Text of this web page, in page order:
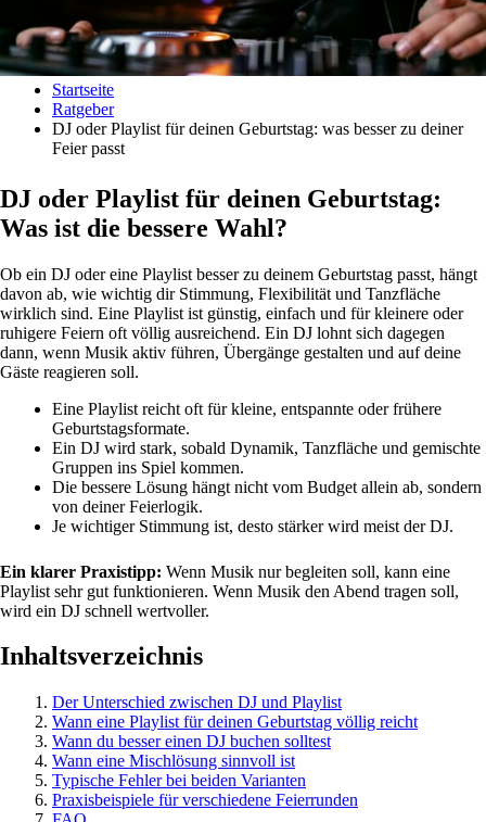
Startseite
Ratgeber
DJ oder Playlist für deinen Geburtstag: was besser zu deiner
Feier passt
DJ oder Playlist für deinen Geburtstag:
Was ist die bessere Wahl?
Ob ein DJ oder eine Playlist besser zu deinem Geburtstag passt, hängt
davon ab, wie wichtig dir Stimmung, Flexibilität und Tanzfläche
wirklich sind. Eine Playlist ist günstig, einfach und für kleinere oder
ruhigere Feiern oft völlig ausreichend. Ein DJ lohnt sich dagegen
dann, wenn Musik aktiv führen, Übergänge gestalten und auf deine
Gäste reagieren soll.
Eine Playlist reicht oft für kleine, entspannte oder frühere
Geburtstagsformate.
Ein DJ wird stark, sobald Dynamik, Tanzfläche und gemischte
Gruppen ins Spiel kommen.
Die bessere Lösung hängt nicht vom Budget allein ab, sondern
von deiner Feierlogik.
Je wichtiger Stimmung ist, desto stärker wird meist der DJ.
Ein klarer Praxistipp: Wenn Musik nur begleiten soll, kann eine
Playlist sehr gut funktionieren. Wenn Musik den Abend tragen soll,
wird ein DJ schnell wertvoller.
Inhaltsverzeichnis
Der Unterschied zwischen DJ und Playlist
Wann eine Playlist für deinen Geburtstag völlig reicht
Wann du besser einen DJ buchen solltest
Wann eine Mischlösung sinnvoll ist
Typische Fehler bei beiden Varianten
Praxisbeispiele für verschiedene Feierrunden